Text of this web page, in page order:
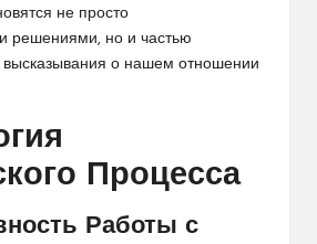
не просто
решениями, но и частью
высказывания о нашем отношении
Процесса
Работы с